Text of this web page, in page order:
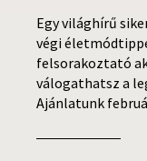
Társadalomtudomány
Természettudomány
Egy világhírű
végi
felsorakoztató
válogathatsz a
Ajánlatunk